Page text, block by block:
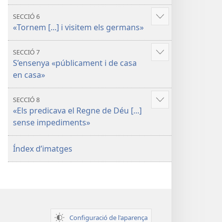
SECCIÓ 6
«Tornem [...] i visitem els germans»
Vore'n
SECCIÓ 7
S’ensenya «públicament i de casa
en casa»
Vore'n
SECCIÓ 8
«Els predicava el Regne de Déu [...]
sense impediments»
Vore'n
Índex d’imatges
Configuració de l'aparença